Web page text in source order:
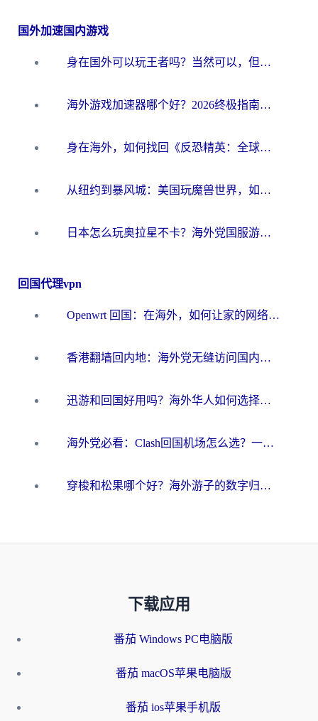
国外加速国内游戏
身在国外可以玩王者吗？当然可以，但你需要这份“加速”指南
海外游戏加速器哪个好？2026终极指南帮你畅玩国服+解决卡顿难题
身在海外，如何找回《反恐精英：全球攻势》国服的丝滑手感？一份给你的终极指南
从纽约到暴风城：美国玩魔兽世界，如何找到你的最佳网络航线
日本怎么玩奥拉星不卡？海外党国服游戏加速器选择全攻略
回国代理vpn
Openwrt 回国：在海外，如何让家的网络触手可及
香港翻墙回内地：海外党无缝访问国内资源的加速器选择全攻略
迅游和回国好用吗？海外华人如何选择靠谱的回国加速器
海外党必看：Clash回国机场怎么选？一篇搞定无缝访问国内资源的全攻略
穿梭和松果哪个好？海外游子的数字归乡路，到底该怎么选
下载应用
番茄 Windows PC电脑版
番茄 macOS苹果电脑版
番茄 ios苹果手机版